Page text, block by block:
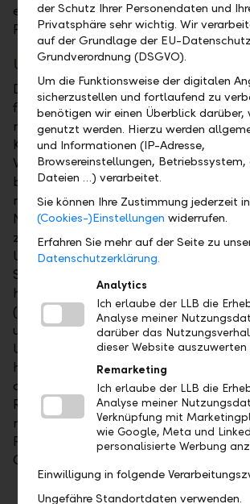
einem MSCI-Nachhaltigkeitsrating
Finanzplatz Liechtenstein heraus.
Umfassendes Bekenntnis zur
Die EU hat in ihrer
festgelegt, dass Fonds aufzeigen
nachhaltig sie sind. Fonds, die keine
Kriterien in Betracht ziehen, fallen
Verordnung. Die nachhaltigen
berücksichtigen bei der Auswahl der
nicht nur Gewinnaussichten, sondern
Nachhaltigkeitskriterien, die sich wie
zusammensetzen: Umwelt, Soziales
Unternehmensführung (englisch:
Social, Governance). Unterschieden
hellgrünen Fonds (Artikel 8) und
(Artikel 9). Hellgrüne Fonds
und ökologische Aspekte bei der
Unternehmen. Dunkelgrüne Fonds
höheren Standard erfüllen und
aktiven ESG-Beitrag (beispielsweise
Reduktion) leisten, ohne dabei
negativ zu beeinflussen. Das
Fondsuniversum reduziert sich mit
Offenlegungspflichten.
der Schutz Ihrer Personendaten und
Privatsphäre sehr wichtig. Wir
auf der Grundlage der EU-
Grundverordnung (DSGVO).
Um die Funktionsweise der digitalen
sicherzustellen und fortlaufend zu
benötigen wir einen Überblick darüber,
genutzt werden. Hierzu werden
und Informationen (IP-Adresse,
Browsereinstellungen,
Dateien …) verarbeitet.
Sie können Ihre Zustimmung jederzeit
(Cookies-)Einstellungen widerrufen.
Erfahren Sie mehr auf der Seite zu
Datenschutzerklärung.
Analytics
Ich erlaube der LLB die
Analyse meiner
darüber das
dieser Website auszuwerten
Remarketing
Ich erlaube der LLB die
Analyse meiner
Verknüpfung mit
wie Google, Meta und
personalisierte Werbung
Einwilligung in folgende
Ungefähre Standortdaten verwenden.